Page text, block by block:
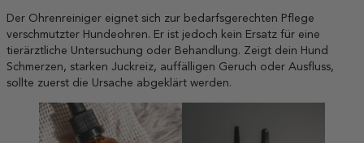
Der Ohrenreiniger eignet sich zur bedarfsgerechten Pflege
verschmutzter Hundeohren. Er ist jedoch kein Ersatz für eine
tierärztliche Untersuchung oder Behandlung. Zeigt dein Hund
Schmerzen, starken Juckreiz, auffälligen Geruch oder Ausfluss,
sollte zuerst die Ursache abgeklärt werden.